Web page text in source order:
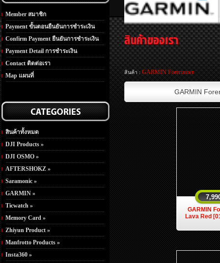
Member สมาชิก
Payment ขั้นตอนยืนยันการชำระเงิน
Confirm Payment ยืนยันการชำระเงิน
Payment Detail การชำระเงิน
Contact ติดต่อเรา
Map แผนที่
สินค้าทั้งหมด
DJI Products »
DJI OSMO »
AFTERSHOKZ »
Saramonic »
GARMIN »
Ticwatch »
Memory Card »
Zhiyun Product »
Manfrotto Products »
Insta360 »
สินค้า :GARMIN Forerunner
GARMIN
GARMIN
Lava Red